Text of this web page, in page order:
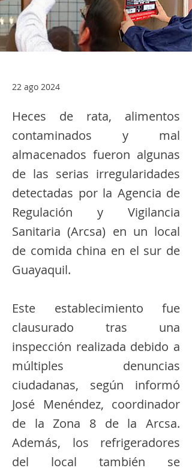
22 ago 2024
Heces de rata, alimentos
contaminados y mal
almacenados fueron algunas
de las serias irregularidades
detectadas por la Agencia de
Regulación y Vigilancia
Sanitaria (Arcsa) en un local
de comida china en el sur de
Guayaquil.
Este establecimiento fue
clausurado tras una
inspección realizada debido a
múltiples denuncias
ciudadanas, según informó
José Menéndez, coordinador
de la Zona 8 de la Arcsa.
Además, los refrigeradores
del local también se